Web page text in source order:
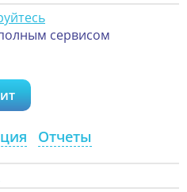
сервисом
Отчеты